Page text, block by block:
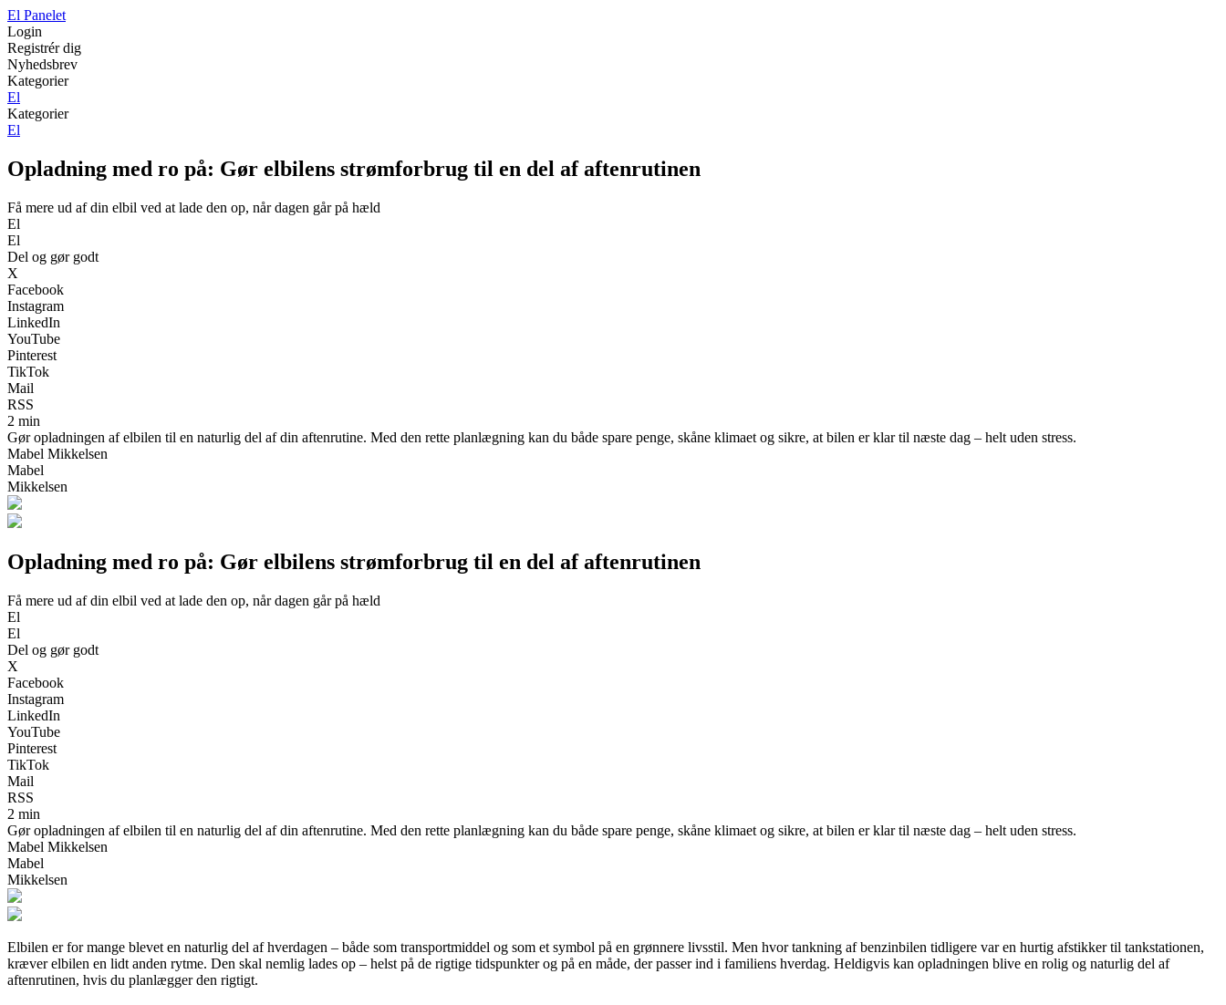
El Panelet
Login
Registrér dig
Nyhedsbrev
Kategorier
El
Kategorier
El
Opladning med ro på: Gør elbilens strømforbrug til en del af aftenrutinen
Få mere ud af din elbil ved at lade den op, når dagen går på hæld
El
El
Del og gør godt
X
Facebook
Instagram
LinkedIn
YouTube
Pinterest
TikTok
Mail
RSS
2 min
Gør opladningen af elbilen til en naturlig del af din aftenrutine. Med den rette planlægning kan du både spare penge, skåne klimaet og sikre, at bilen er klar til næste dag – helt uden stress.
Mabel Mikkelsen
Mabel
Mikkelsen
Opladning med ro på: Gør elbilens strømforbrug til en del af aftenrutinen
Få mere ud af din elbil ved at lade den op, når dagen går på hæld
El
El
Del og gør godt
X
Facebook
Instagram
LinkedIn
YouTube
Pinterest
TikTok
Mail
RSS
2 min
Gør opladningen af elbilen til en naturlig del af din aftenrutine. Med den rette planlægning kan du både spare penge, skåne klimaet og sikre, at bilen er klar til næste dag – helt uden stress.
Mabel Mikkelsen
Mabel
Mikkelsen
Elbilen er for mange blevet en naturlig del af hverdagen – både som transportmiddel og som et symbol på en grønnere livsstil. Men hvor tankning af benzinbilen tidligere var en hurtig afstikker til tankstationen,
kræver elbilen en lidt anden rytme. Den skal nemlig lades op – helst på de rigtige tidspunkter og på en måde, der passer ind i familiens hverdag. Heldigvis kan opladningen blive en rolig og naturlig del af
aftenrutinen, hvis du planlægger den rigtigt.